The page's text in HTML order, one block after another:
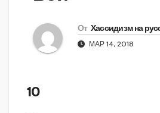
От Хассидизм на
МАР 14, 2018
10